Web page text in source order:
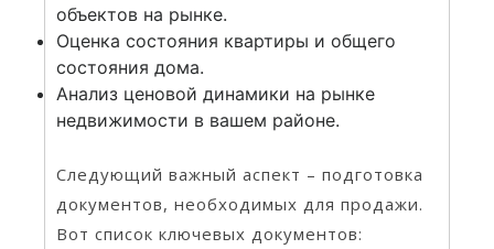
объектов на рынке.
Оценка состояния квартиры и общего
состояния дома.
Анализ ценовой динамики на рынке
недвижимости в вашем районе.
Следующий важный аспект – подготовка
документов, необходимых для продажи.
Вот список ключевых документов: